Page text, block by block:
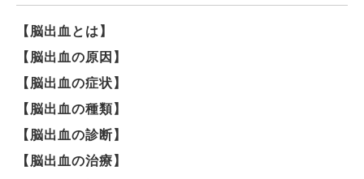
【脳出血とは】
【脳出血の原因】
【脳出血の症状】
【脳出血の種類】
【脳出血の診断】
【脳出血の治療】